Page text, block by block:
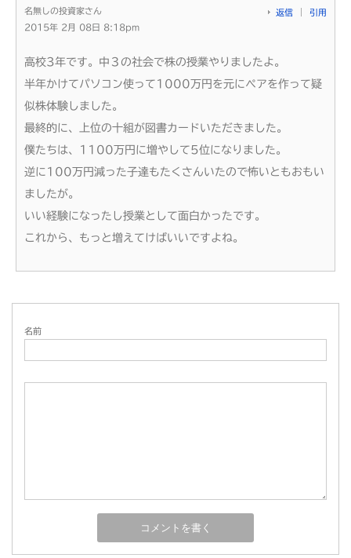
名無しの投資家さん
2015年 2月 08日 8:18pm
返信 引用
高校3年です。中３の社会で株の授業やりましたよ。
半年かけてパソコン使って1000万円を元にペアを作って疑
似株体験しました。
最終的に、上位の十組が図書カードいただきました。
僕たちは、1100万円に増やして5位になりました。
逆に100万円減った子達もたくさんいたので怖いともおもい
ましたが。
いい経験になったし授業として面白かったです。
これから、もっと増えてけばいいですよね。
名前